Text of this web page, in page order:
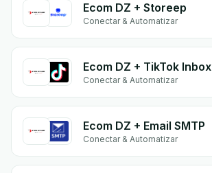
Ecom DZ + Storeep
Conectar & Automatizar
Ecom DZ + TikTok Inbox
Conectar & Automatizar
Ecom DZ + Email SMTP
Conectar & Automatizar